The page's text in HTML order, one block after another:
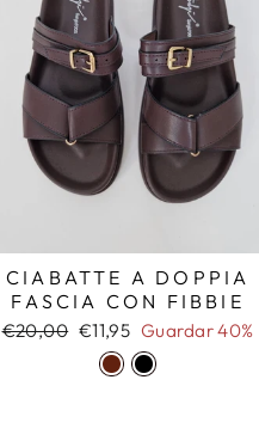
CIABATTE A DOPPIA
FASCIA CON FIBBIE
Precio
€20,00 Precio
oferta
€11,95 Guardar 40%